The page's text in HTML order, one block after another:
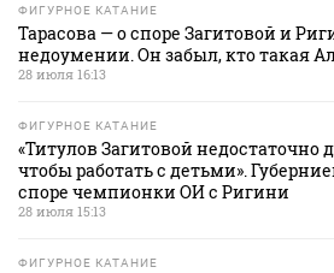
ФИГУРНОЕ КАТАНИЕ
Тарасова — о споре Загитовой и
недоумении. Он забыл, кто такая
28 июля 16:13
ФИГУРНОЕ КАТАНИЕ
«Титулов Загитовой недостаточно
чтобы работать с детьми».
споре чемпионки ОИ с Ригини
28 июля 15:13
ФИГУРНОЕ КАТАНИЕ